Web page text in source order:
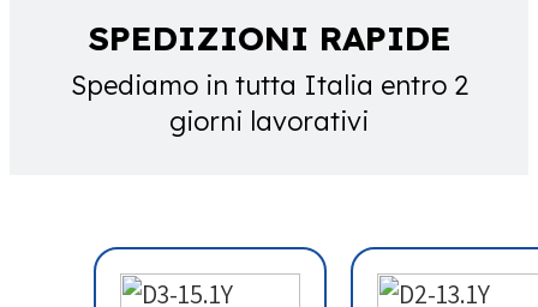
SPEDIZIONI RAPIDE
Spediamo in tutta Italia entro 2
giorni lavorativi